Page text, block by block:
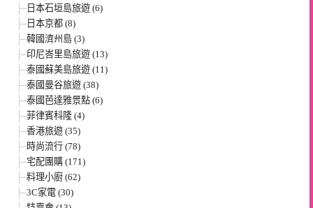
日本石垣島旅遊 (6)
日本京都 (8)
韓國濟州島 (3)
印尼峇里島旅遊 (13)
泰國蘇美島旅遊 (11)
泰國曼谷旅遊 (38)
泰國芭達雅景點 (6)
菲律賓科隆 (4)
香港旅遊 (35)
時尚流行 (78)
宅配團購 (171)
料理小廚 (62)
3C家電 (30)